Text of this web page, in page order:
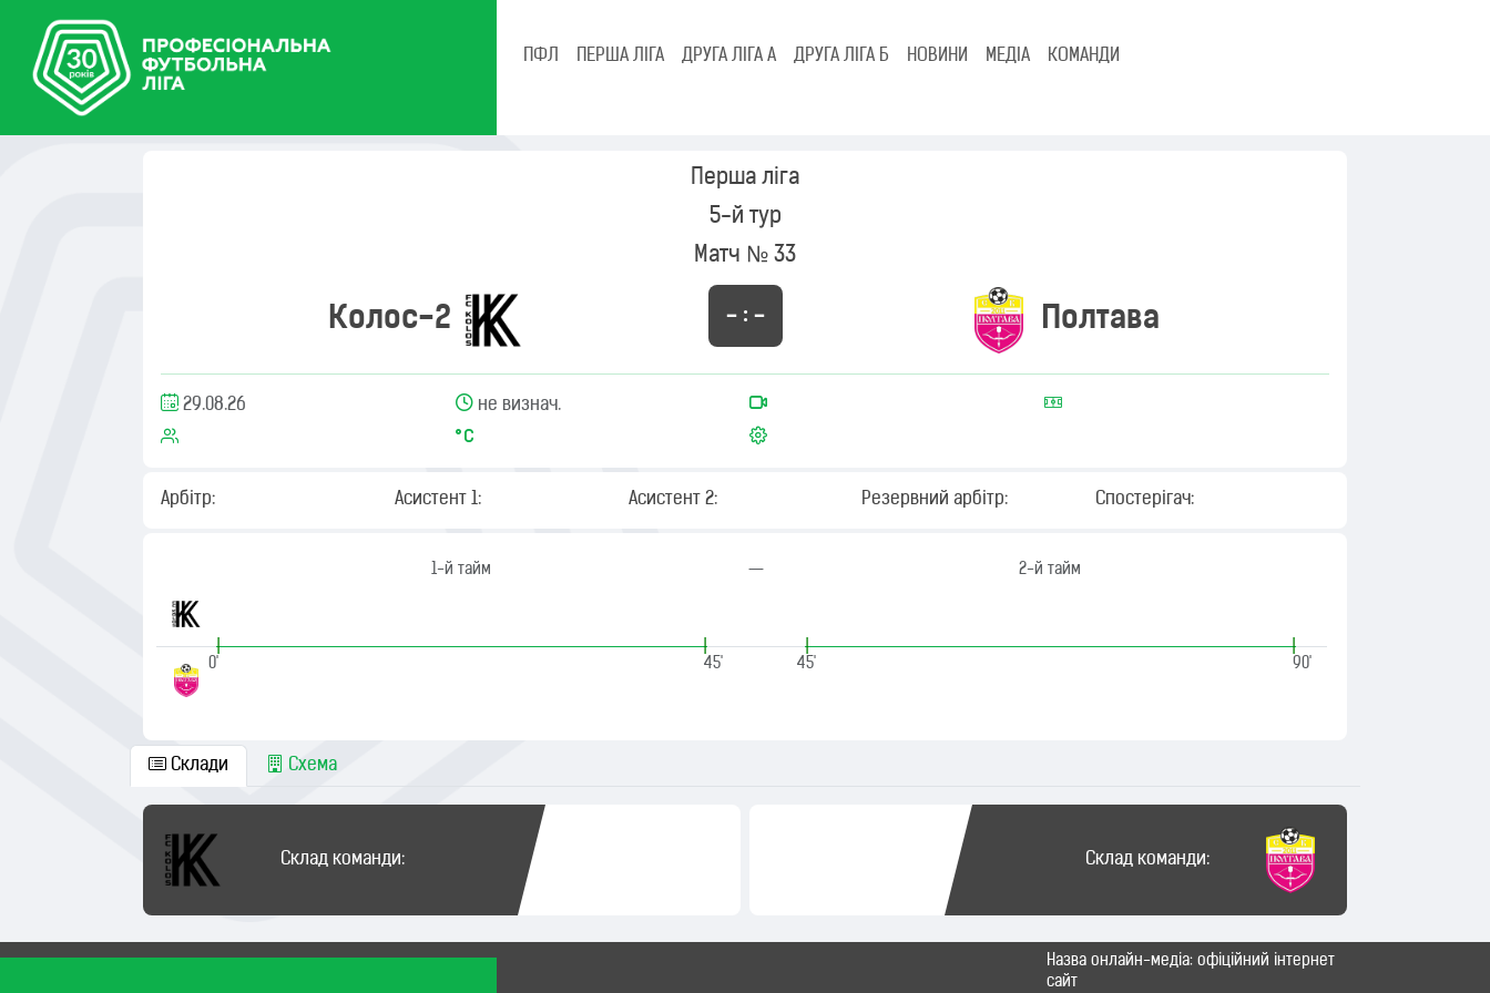
ПФЛ ПЕРША ЛІГА ДРУГА ЛІГА А ДРУГА ЛІГА Б НОВИНИ МЕДІА КОМАНДИ
Перша ліга
5-й тур
Матч № 33
Колос-2 – : – Полтава
29.08.26 не визнач.
Арбітр: Асистент 1: Асистент 2: Резервний арбітр: Спостерігач:
1-й тайм
|
0'
|
45'
— 2-й тайм
|
45'
|
90'
Склади Схема
Склад команди: Склад команди:
Назва онлайн-медіа: офіційний інтернет
сайт